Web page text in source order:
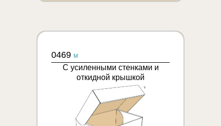
0469 M
С усиленными стенками и
откидной крышкой